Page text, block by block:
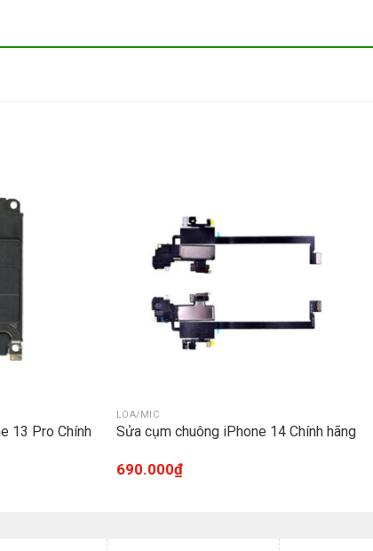
13 Pro Chính
LOA/MIC
Sửa cụm chuông iPhone 14 Chính hãng
690.000₫